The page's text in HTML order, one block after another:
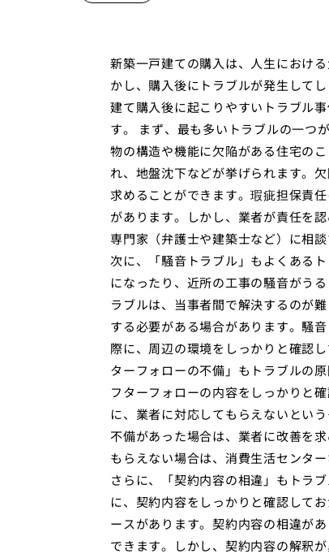
新築一戸建ての購入は、人生におけ
かし、購入後にトラブルが発生して
建て購入後に起こりやすいトラブル
す。 まず、最も多いトラブルの一つ
物の構造や機能に欠陥がある住宅の
れ、地盤沈下などが挙げられます。
求めることができます。瑕疵担保責
があります。しかし、業者が責任を
専門家（弁護士や建築士など）に相
次に、「騒音トラブル」もよくある
になったり、近所の工事の騒音がう
ラブルは、当事者間で解決するのが
する必要がある場合があります。騒
際に、周辺の環境をしっかりと確認
ターフォローの不備」もトラブルの
フターフォローの内容をしっかりと
に、業者に対応してもらえないとい
不備があった場合は、業者に改善を
もらえない場合は、消費生活センタ
さらに、「契約内容の相違」もトラ
に、契約内容をしっかりと確認して
ースがあります。契約内容の相違が
できます。しかし、契約内容の解釈